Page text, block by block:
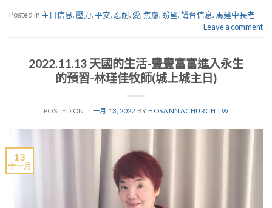
Posted in 主日信息, 壓力,平安, 忍耐, 愛,焦慮, 盼望,講台信息, 馬建中長老
Leave a comment
2022.11.13 天國的生活-豐豐富富進入永生
的預習-林瑾佳牧師(城上城主日)
POSTED ON十一月 13, 2022 BYHOSANNACHURCH.TW
13
十一月